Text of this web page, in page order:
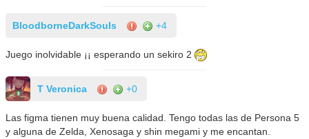
BloodborneDarkSouls +4
Juego inolvidable ¡¡ esperando un sekiro 2
T Veronica +0
Las figma tienen muy buena calidad. Tengo todas las de Persona 5
y alguna de Zelda, Xenosaga y shin megami y me encantan.